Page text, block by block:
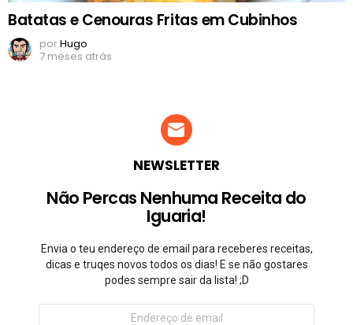
Batatas e Cenouras Fritas em Cubinhos
porHugo
7 meses atrás
NEWSLETTER
Não Percas Nenhuma Receita do
Iguaria!
Envia o teu endereço de email para receberes receitas,
dicas e truqes novos todos os dias! E se não gostares
podes sempre sair da lista! ;D
Endereço